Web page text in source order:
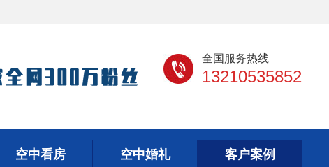
全国服务热线
13210535852
空中看房 空中婚礼 客户案例